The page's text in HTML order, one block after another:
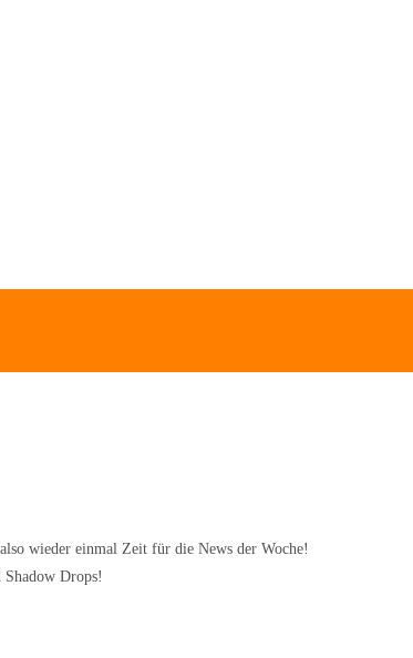
wieder einmal Zeit für die News der Woche!
Shadow Drops!